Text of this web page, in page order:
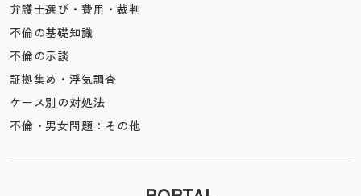
弁護士選び・費用・裁判
不倫の基礎知識
不倫の示談
証拠集め・浮気調査
ケース別の対処法
不倫・男女問題：その他